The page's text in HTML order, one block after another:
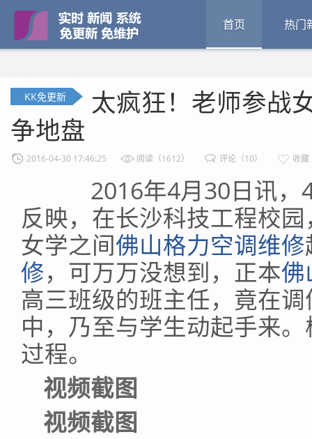
首页 热门
KK免更新
太疯狂！老师参战
争地盘
2016-04-30 17:46:25 阅读（1612） 评论（10） 收藏
2016年4月30日讯，4
反映，在长沙科技工程校
女学之间佛山格力空调维修
修，可万万没想到，正本佛
高三班级的班主任，竟在
中，乃至与学生动起手来
过程。
视频截图
视频截图